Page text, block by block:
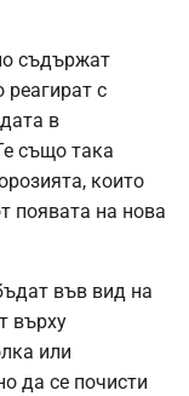
съдържат
с
в
също така
които
появата на нова
във вид на
върху
или
да се почисти